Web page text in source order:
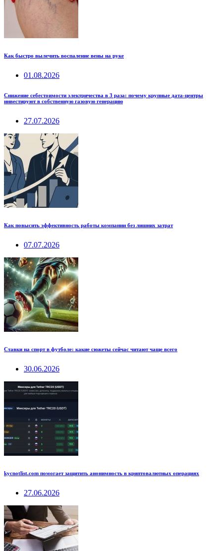
Как быстро вылечить воспаление вены на руке
01.08.2026
Снижение себестоимости электричества в 3 раза: почему крупные дата-центры
инвестируют в собственную газовую генерацию
27.07.2026
Как повысить эффективность работы компании без лишних затрат
07.07.2026
Ставки на спорт в футболе: какие сюжеты сейчас читают чаще всего
30.06.2026
kycnotlist.com помогает защитить анонимность в криптовалютных операциях
27.06.2026